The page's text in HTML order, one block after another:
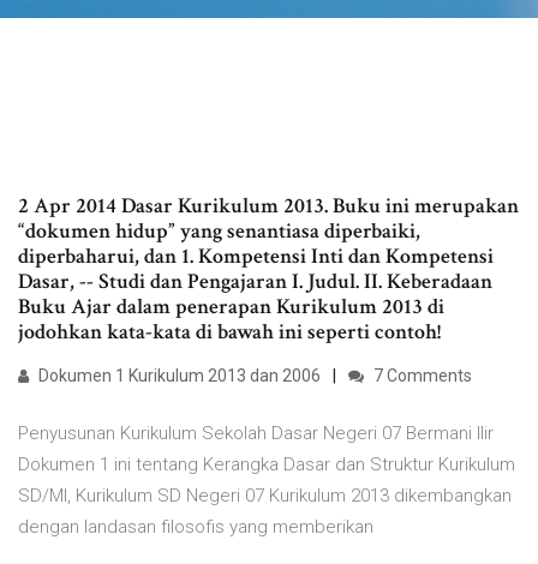
2 Apr 2014 Dasar Kurikulum 2013. Buku ini merupakan
“dokumen hidup” yang senantiasa diperbaiki,
diperbaharui, dan 1. Kompetensi Inti dan Kompetensi
Dasar, -- Studi dan Pengajaran I. Judul. II. Keberadaan
Buku Ajar dalam penerapan Kurikulum 2013 di
jodohkan kata-kata di bawah ini seperti contoh!
Dokumen 1 Kurikulum 2013 dan 2006 7 Comments
Penyusunan Kurikulum Sekolah Dasar Negeri 07 Bermani Ilir
Dokumen 1 ini tentang Kerangka Dasar dan Struktur Kurikulum
SD/MI, Kurikulum SD Negeri 07 Kurikulum 2013 dikembangkan
dengan landasan filosofis yang memberikan